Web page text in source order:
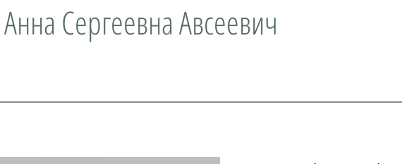
Сергеевна Авсеевич